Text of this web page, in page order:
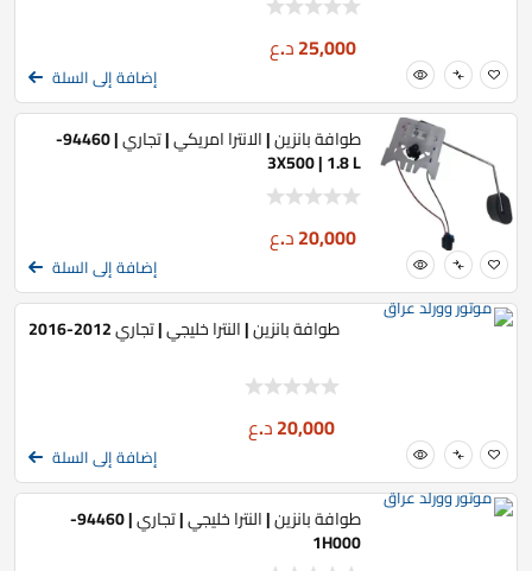
25,000د.ع
إضافة إلى السلة
طوافة بانزين | الانترا امريكي | تجاري | 94460-
3X500 | 1.8 L
20,000د.ع
إضافة إلى السلة
طوافة بانزين | النترا خليجي | تجاري 2012-2016
20,000د.ع
إضافة إلى السلة
طوافة بانزين | النترا خليجي | تجاري | 94460-
1H000